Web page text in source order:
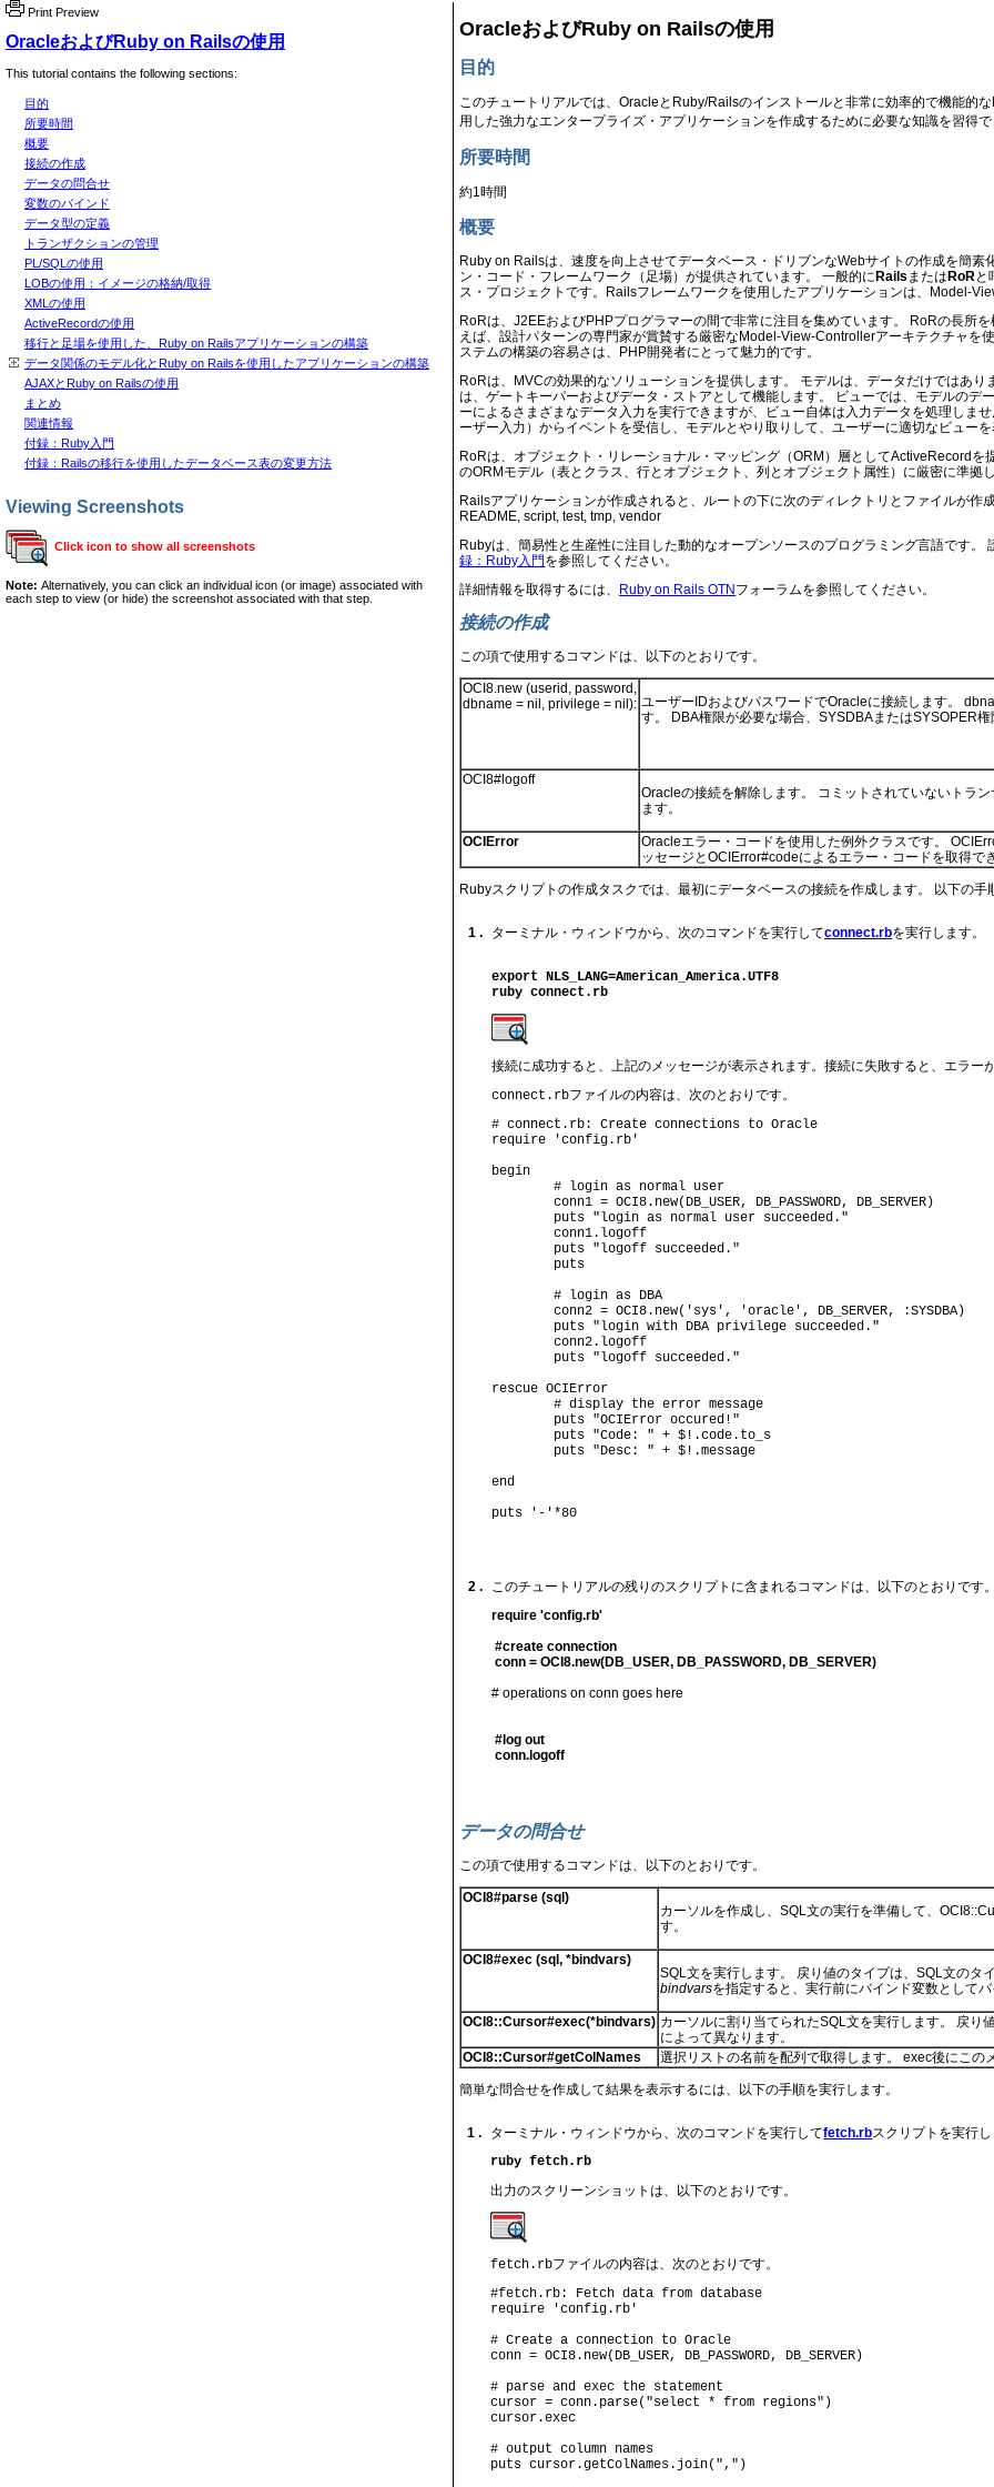
Print Preview
OracleおよびRuby on Railsの使用
This tutorial contains the following sections:
目的
所要時間
概要
接続の作成
データの問合せ
変数のバインド
データ型の定義
トランザクションの管理
PL/SQLの使用
LOBの使用：イメージの格納/取得
XMLの使用
ActiveRecordの使用
移行と足場を使用した、Ruby on Railsアプリケーションの構築
データ関係のモデル化とRuby on Railsを使用したアプリケーションの構築
AJAXとRuby on Railsの使用
まとめ
関連情報
付録：Ruby入門
付録：Railsの移行を使用したデータベース表の変更方法
Viewing Screenshots
Click icon to show all screenshots
Note: Alternatively, you can click an individual icon (or image) associated with
each step to view (or hide) the screenshot associated with that step.
OracleおよびRuby on Railsの使用
目的
このチュートリアルでは、OracleとRuby/Railsのインストールと非常に効率的で機能的
用した強力なエンタープライズ・アプリケーションを作成するために必要な知識を習得で
所要時間
約1時間
概要
Ruby on Railsは、速度を向上させてデータベース・ドリブンなWebサイトの作成を簡
ン・コード・フレームワーク（足場）が提供されています。 一般的にRails またはRoRと
ス・プロジェクトです。Railsフレームワークを使用したアプリケーションは、Model-
RoRは、J2EEおよびPHPプログラマーの間で非常に注目を集めています。 RoRの長所
えば、設計パターンの専門家が賞賛する厳密なModel-View-Controllerアーキテクチャ
ステムの構築の容易さは、PHP開発者にとって魅力的です。
RoRは、MVCの効果的なソリューションを提供します。 モデルは、データだけではあ
は、ゲートキーパーおよびデータ・ストアとして機能します。 ビューでは、モデルの
ーによるさまざまなデータ入力を実行できますが、ビュー自体は入力データを処理しま
ーザー入力）からイベントを受信し、モデルとやり取りして、ユーザーに適切なビューを
RoRは、オブジェクト・リレーショナル・マッピング（ORM）層としてActiveRecord
のORMモデル（表とクラス、行とオブジェクト、列とオブジェクト属性）に厳密に準拠し
Railsアプリケーションが作成されると、ルートの下に次のディレクトリとファイルが
README, script, test, tmp, vendor
Rubyは、簡易性と生産性に注目した動的なオープンソースのプログラミング言語です
録：Ruby入門を参照してください。
詳細情報を取得するには、 Ruby on Rails OTNフォーラムを参照してください。
接続の作成
この項で使用するコマンドは、以下のとおりです。
OCI8.new (userid, password,
dbname = nil, privilege = nil): ユーザーIDおよびパスワードでOracleに接続します。
す。 DBA権限が必要な場合、SYSDBAまたはSYSOPER権
OCI8#logoff
Oracleの接続を解除します。 コミットされていないトラ
ます。
OCIError Oracleエラー・コードを使用した例外クラスです。
ッセージとOCIError#codeによるエラー・コードを取得で
Rubyスクリプトの作成タスクでは、最初にデータベースの接続を作成します。 以下の手
1 . ターミナル・ウィンドウから、次のコマンドを実行してconnect.rbを実行します。
export NLS_LANG=American_America.UTF8
ruby connect.rb
接続に成功すると、上記のメッセージが表示されます。接続に失敗すると、エラー
connect.rbファイルの内容は、次のとおりです。
# connect.rb: Create connections to Oracle
begin
	# login as normal user
	conn1 = OCI8.new(DB_USER, DB_PASSWORD, DB_SERVER)
	puts "login as normal user succeeded."
	conn1.logoff
	# login as DBA
	conn2 = OCI8.new('sys', 'oracle', DB_SERVER, :SYSDBA)
	puts "login with DBA privilege succeeded."
	conn2.logoff
rescue OCIError
	# display the error message
	puts "OCIError occured!"
	puts "Code: " + $!.code.to_s
puts '-'*80
2 .
このチュートリアルの残りのスクリプトに含まれるコマンドは、以下のとおりです。
require 'config.rb'
#create connection
conn = OCI8.new(DB_USER, DB_PASSWORD, DB_SERVER)
# operations on conn goes here
#log out
conn.logoff
データの問合せ
この項で使用するコマンドは、以下のとおりです。
OCI8#parse (sql)
カーソルを作成し、SQL文の実行を準備して、
す。
OCI8#exec (sql, *bindvars)
SQL文を実行します。 戻り値のタイプは、SQL文のタ
bindvarsを指定すると、実行前にバインド変数としてバ
OCI8::Cursor#exec(*bindvars) カーソルに割り当てられたSQL文を実行します。 戻り
によって異なります。
OCI8::Cursor#getColNames
選択リストの名前を配列で取得します。 exec後にこの
簡単な問合せを作成して結果を表示するには、以下の手順を実行します。
1 . ターミナル・ウィンドウから、次のコマンドを実行してfetch.rbスクリプトを実行し
ruby fetch.rb
出力のスクリーンショットは、以下のとおりです。
fetch.rbファイルの内容は、次のとおりです。
#fetch.rb: Fetch data from database
# Create a connection to Oracle
# parse and exec the statement
cursor = conn.parse("select * from regions")
# output column names